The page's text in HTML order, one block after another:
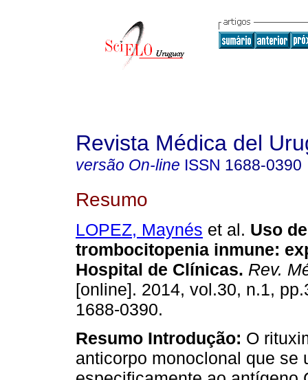
Revista Médica del
versão On-line ISSN 1688-0390
Resumo
LOPEZ, Maynés et al. Uso
trombocitopenia inmune:
Hospital de Clínicas. Rev.
[online]. 2014, vol.30, n.1,
1688-0390.
Resumo Introdução: O
anticorpo monoclonal que se